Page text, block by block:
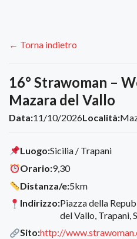
← Torna indietro
16° Strawoman –
Mazara del Vallo
Data:11/10/2026Località:
Luogo:Sicilia / Trapani
Orario:9,30
Distanza/e:5km
Indirizzo:Piazza della
del Vallo, Trapani,
Sito:http://